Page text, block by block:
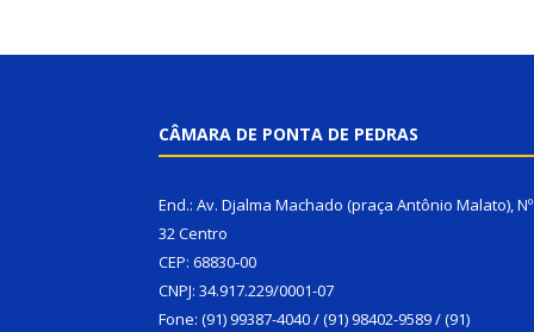
CÂMARA DE PONTA DE PEDRAS
End.: Av. Djalma Machado (praça Antônio Malato), Nº
32 Centro
CEP: 68830-00
CNPJ: 34.917.229/0001-07
Fone: (91) 99387-4040 / (91) 98402-9589 / (91)